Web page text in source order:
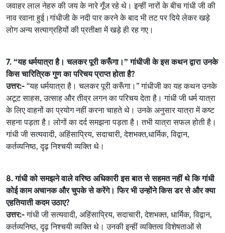
जवाहर लाल नेहरु की जय के नारे गूँज रहे थे। इन्हीं नारों के बीच गांधी जी की
नाव रवाना हुई।गांधीजी के नदी पार करने के बाद भी तट पर दिये लेकर खड़े
लोग अन्य सत्याग्रहियों की प्रतीक्षा में खड़े ही रह गए।
7. “यह धर्मयात्रा है। चलकर पूरी करूँगा।” गांधीजी के इस कथन द्वारा उनके
किस चारित्रिक गुण का परिचय प्राप्त होता है?
उत्तर:-“यह धर्मयात्रा है। चलकर पूरी करूँगा।” गांधीजी का यह कथन उनके
अटूट साहस, उत्साह और तीव्र लगन का परिचय देता है। गांधी जी धर्म यात्रा
के लिए वाहनों का प्रयोग नहीं करना चाहते थे। उनके अनुसार यात्रा में कष्ट
सहना पड़ता है। लोगों का दर्द समझना पड़ता है। तभी यात्रा सफल होती है।
गांधी जी सत्यवादी, अहिंसाप्रिय, सदाचारी, देशभक्त,धार्मिक, विद्वान,
कर्तव्यनिष्ठ, दृढ़ निश्चयी व्यक्ति थे।
8. गांधी को समझने वाले वरिष्ठ अधिकारी इस बात से सहमत नहीं थे कि गांधी
कोई काम अचानक और चुपके से करेंगे। फिर भी उन्होंने किस डर से और क्या
एहतियाती कदम उठाए?
उत्तर:-गांधी जी सत्यवादी, अहिंसाप्रिय, सदाचारी, देशभक्त, धार्मिक, विद्वान,
कर्तव्यनिष्ठ, दृढ़ निश्चयी व्यक्ति थे। उनकी इन्हीं व्यक्तित्व विशेषताओं से